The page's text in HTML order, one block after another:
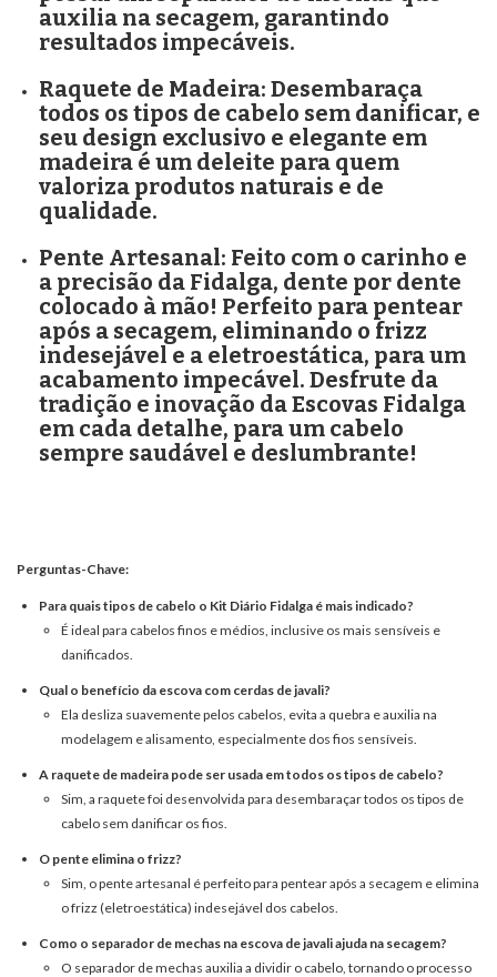
auxilia na secagem, garantindo
resultados impecáveis.
Raquete de Madeira: Desembaraça
todos os tipos de cabelo sem danificar, e
seu design exclusivo e elegante em
madeira é um deleite para quem
valoriza produtos naturais e de
qualidade.
Pente Artesanal: Feito com o carinho e
a precisão da Fidalga, dente por dente
colocado à mão! Perfeito para pentear
após a secagem, eliminando o frizz
indesejável e a eletroestática, para um
acabamento impecável. Desfrute da
tradição e inovação da Escovas Fidalga
em cada detalhe, para um cabelo
sempre saudável e deslumbrante!
Perguntas-Chave:
Para quais tipos de cabelo o Kit Diário Fidalga é mais indicado?
É ideal para cabelos finos e médios, inclusive os mais sensíveis e
danificados.
Qual o benefício da escova com cerdas de javali?
Ela desliza suavemente pelos cabelos, evita a quebra e auxilia na
modelagem e alisamento, especialmente dos fios sensíveis.
A raquete de madeira pode ser usada em todos os tipos de cabelo?
Sim, a raquete foi desenvolvida para desembaraçar todos os tipos de
cabelo sem danificar os fios.
O pente elimina o frizz?
Sim, o pente artesanal é perfeito para pentear após a secagem e elimina
o frizz (eletroestática) indesejável dos cabelos.
Como o separador de mechas na escova de javali ajuda na secagem?
O separador de mechas auxilia a dividir o cabelo, tornando o processo